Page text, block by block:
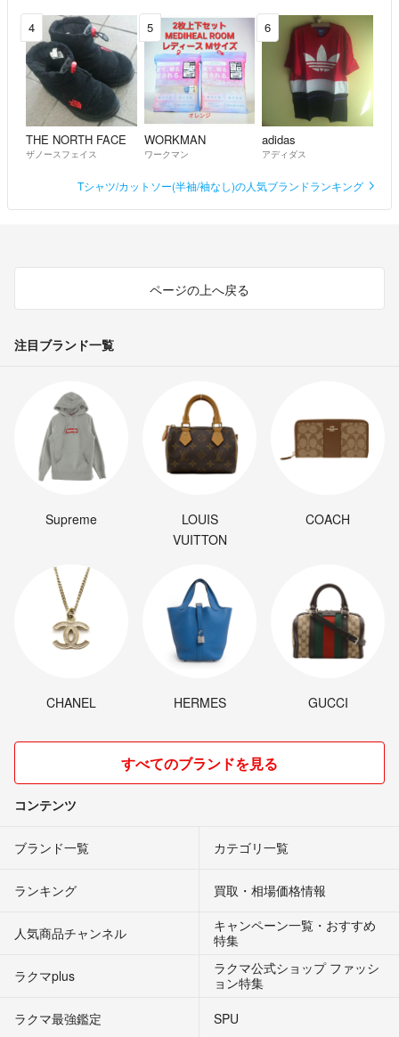
4
THE NORTH FACE
ザノースフェイス
5
WORKMAN
ワークマン
6
adidas
アディダス
Tシャツ/カットソー(半袖/袖なし)の人気ブランドランキング
ページの上へ戻る
注目ブランド一覧
Supreme
LOUIS
VUITTON
COACH
CHANEL HERMES GUCCI
すべてのブランドを見る
コンテンツ
ブランド一覧 カテゴリ一覧
ランキング 買取・相場価格情報
人気商品チャンネル
キャンペーン一覧・おすすめ
特集
ラクマplus
ラクマ公式ショップ ファッシ
ョン特集
ラクマ最強鑑定
SPU